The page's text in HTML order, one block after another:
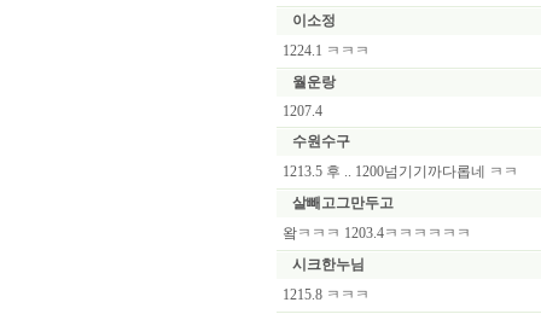
이소정
1224.1 ㅋㅋㅋ
월운랑
1207.4
수원수구
1213.5 후 .. 1200넘기기까다롭네 ㅋㅋ
살빼고그만두고
왘ㅋㅋㅋ 1203.4ㅋㅋㅋㅋㅋㅋ
시크한누님
1215.8 ㅋㅋㅋ